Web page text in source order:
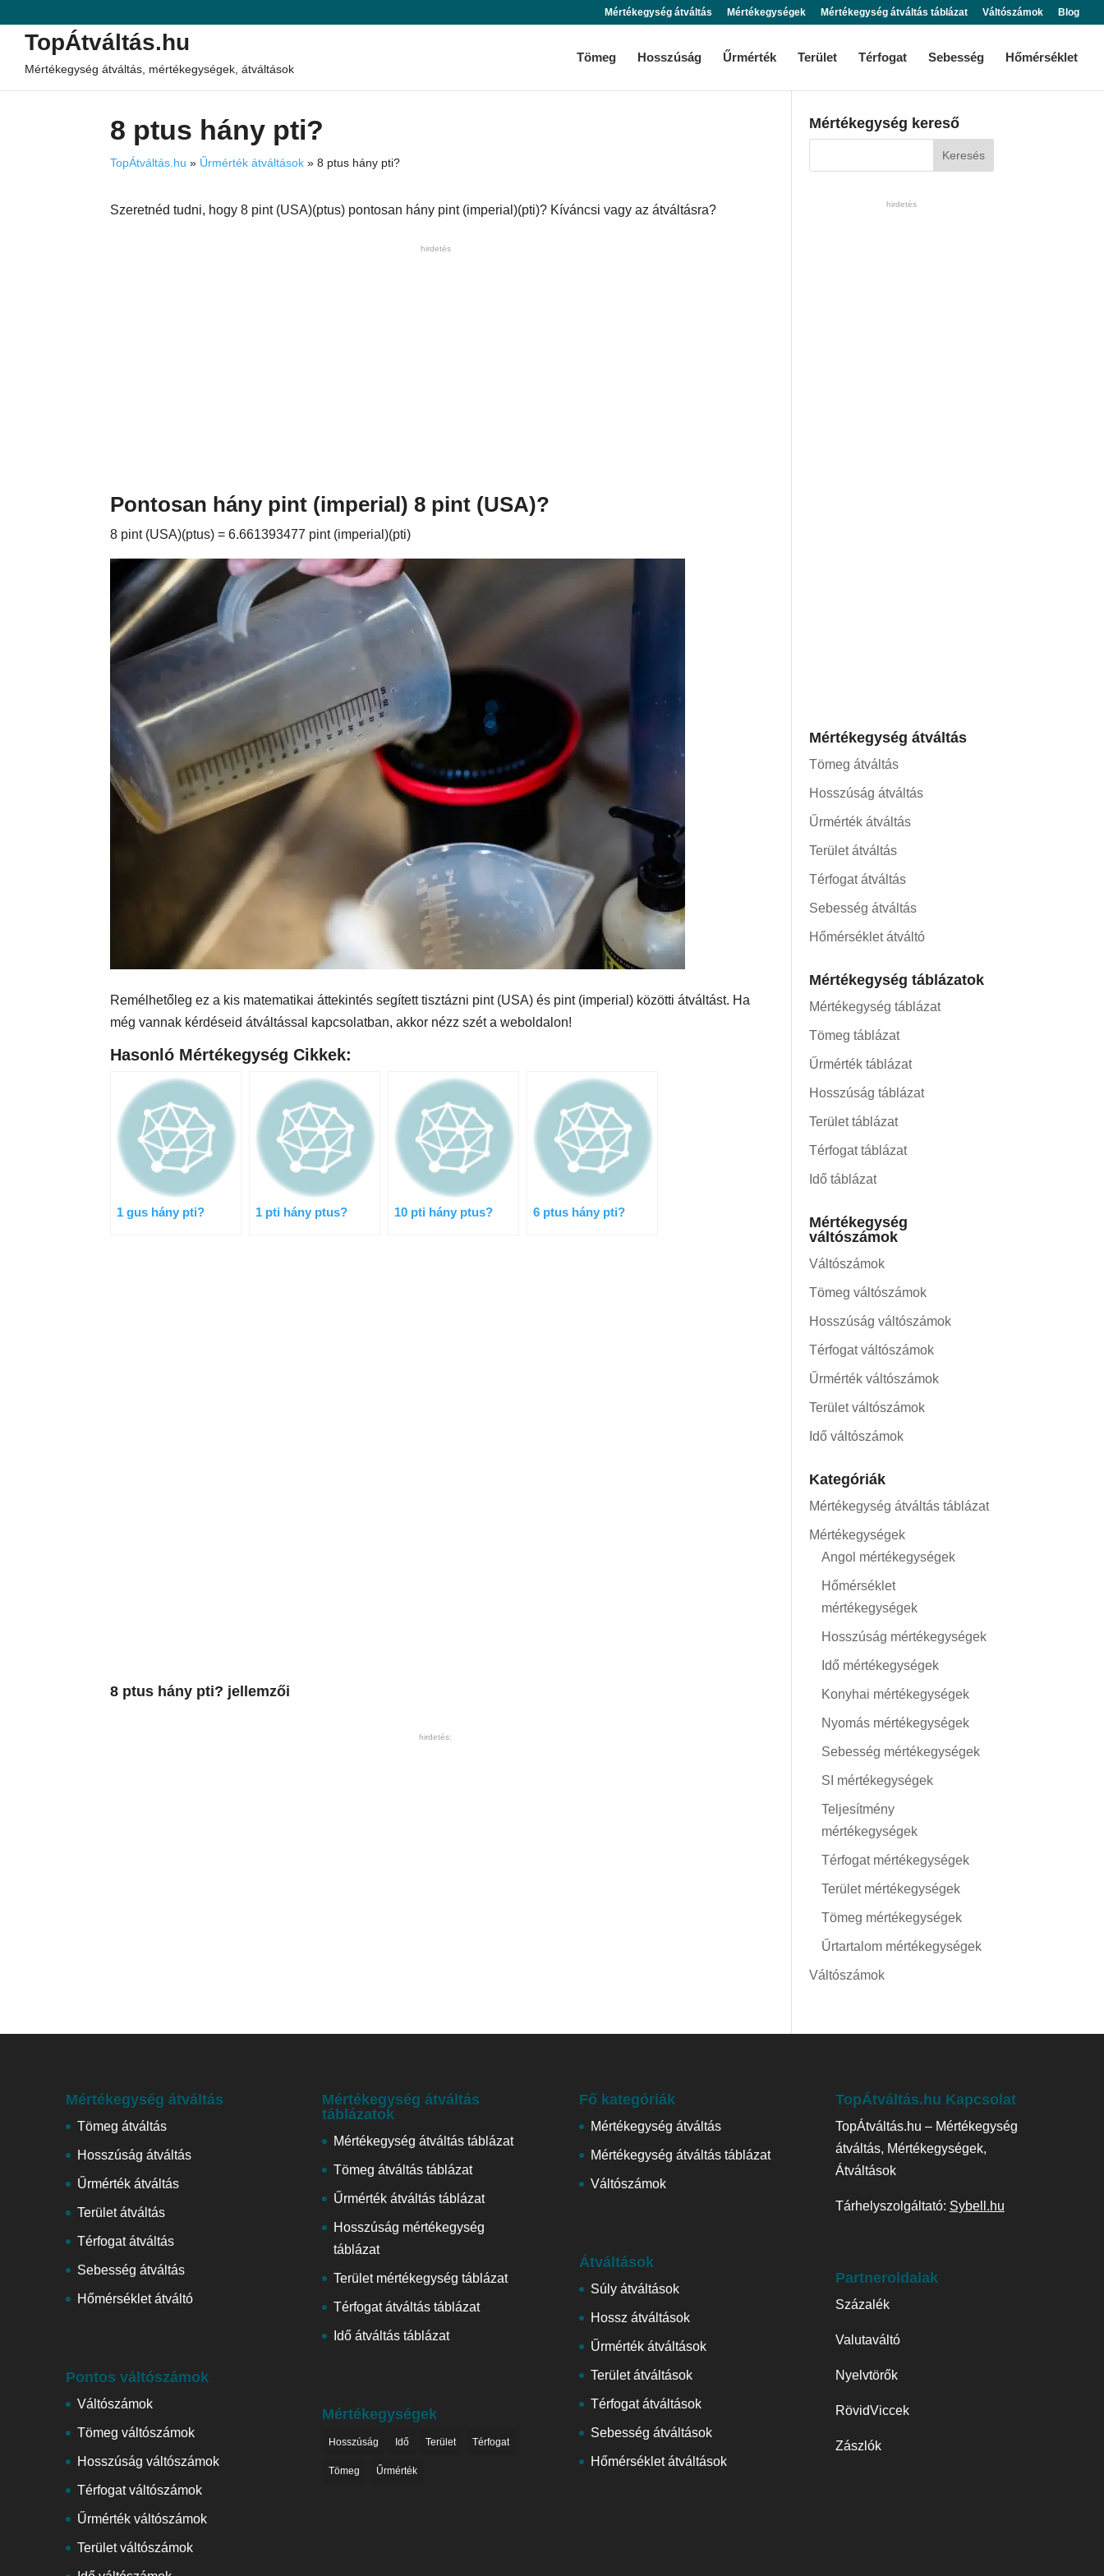
Mértékegység átváltás Mértékegységek Mértékegység átváltás táblázat Váltószámok Blog
TopÁtváltás.hu
Mértékegység átváltás, mértékegységek, átváltások
Tömeg Hosszúság Űrmérték Terület Térfogat Sebesség Hőmérséklet
8 ptus hány pti?
TopÁtváltás.hu » Űrmérték átváltások »8 ptus hány pti?
Szeretnéd tudni, hogy 8 pint (USA)(ptus) pontosan hány pint (imperial)(pti)? Kíváncsi vagy az átváltásra?
hirdetés
Pontosan hány pint (imperial) 8 pint (USA)?
8 pint (USA)(ptus) = 6.661393477 pint (imperial)(pti)
Remélhetőleg ez a kis matematikai áttekintés segített tisztázni pint (USA) és pint (imperial) közötti átváltást. Ha
még vannak kérdéseid átváltással kapcsolatban, akkor nézz szét a weboldalon!
Hasonló Mértékegység Cikkek:
1 gus hány pti? 1 pti hány ptus? 10 pti hány ptus? 6 ptus hány pti?
8 ptus hány pti? jellemzői
hirdetés:
Mértékegység kereső
hirdetés
Mértékegység átváltás
Tömeg átváltás
Hosszúság átváltás
Űrmérték átváltás
Terület átváltás
Térfogat átváltás
Sebesség átváltás
Hőmérséklet átváltó
Mértékegység táblázatok
Mértékegység táblázat
Tömeg táblázat
Űrmérték táblázat
Hosszúság táblázat
Terület táblázat
Térfogat táblázat
Idő táblázat
Mértékegység
váltószámok
Váltószámok
Tömeg váltószámok
Hosszúság váltószámok
Térfogat váltószámok
Űrmérték váltószámok
Terület váltószámok
Idő váltószámok
Kategóriák
Mértékegység átváltás táblázat
Mértékegységek
Angol mértékegységek
Hőmérséklet
mértékegységek
Hosszúság mértékegységek
Idő mértékegységek
Konyhai mértékegységek
Nyomás mértékegységek
Sebesség mértékegységek
SI mértékegységek
Teljesítmény
mértékegységek
Térfogat mértékegységek
Terület mértékegységek
Tömeg mértékegységek
Űrtartalom mértékegységek
Váltószámok
Mértékegység átváltás
Tömeg átváltás
Hosszúság átváltás
Űrmérték átváltás
Terület átváltás
Térfogat átváltás
Sebesség átváltás
Hőmérséklet átváltó
Pontos váltószámok
Váltószámok
Tömeg váltószámok
Hosszúság váltószámok
Térfogat váltószámok
Űrmérték váltószámok
Terület váltószámok
Mértékegység átváltás
táblázatok
Mértékegység átváltás táblázat
Tömeg átváltás táblázat
Űrmérték átváltás táblázat
Hosszúság mértékegység
táblázat
Terület mértékegység táblázat
Térfogat átváltás táblázat
Idő átváltás táblázat
Mértékegységek
Hosszúság Idő Terület Térfogat
Tömeg Űrmérték
Fő kategóriák
Mértékegység átváltás
Mértékegység átváltás táblázat
Váltószámok
Átváltások
Súly átváltások
Hossz átváltások
Űrmérték átváltások
Terület átváltások
Térfogat átváltások
Sebesség átváltások
Hőmérséklet átváltások
TopÁtváltás.hu Kapcsolat
TopÁtváltás.hu – Mértékegység
átváltás, Mértékegységek,
Átváltások
Tárhelyszolgáltató: Sybell.hu
Partneroldalak
Százalék
Valutaváltó
Nyelvtörők
RövidViccek
Zászlók